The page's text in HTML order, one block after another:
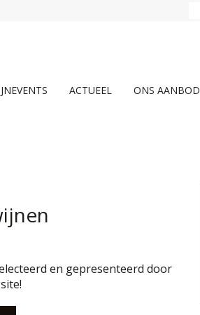
ACTUEEL ONS AANBOD
en gepresenteerd door